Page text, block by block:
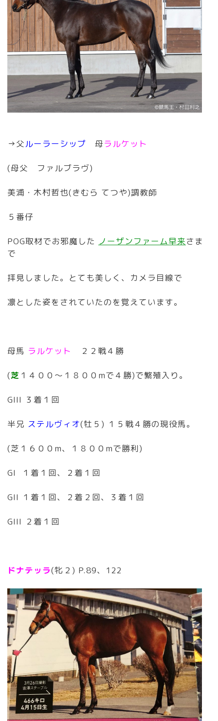
→父 ルーラーシップ 母ラルケット
(母父 ファルブラヴ)
美浦・木村哲也(きむら てつや)調教師
５番仔
POG取材でお邪魔した ノーザンファーム早来さま
で
拝見しました。とても美しく、カメラ目線で
凛とした姿をされていたのを覚えています。
母馬 ラルケット ２２戦４勝
(芝 １４００〜１８００mで４勝)で繁殖入り。
GIII ３着１回
半兄 ステルヴィオ(牡５) １５戦４勝の現役馬。
(芝１６００m、１８００mで勝利)
GI １着１回、２着１回
GII １着１回、２着２回、３着１回
GIII ２着１回
ドナテッラ(牝２) P.89、122